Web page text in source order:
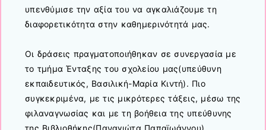
υπενθύμισε την αξία του να αγκαλιάζουμε τη
διαφορετικότητα στην καθημερινότητά μας.
Οι δράσεις πραγματοποιήθηκαν σε συνεργασία με
το τμήμα Ένταξης του σχολείου μας(υπεύθυνη
εκπαιδευτικός, Βασιλική-Μαρία Κιντή). Πιο
συγκεκριμένα, με τις μικρότερες τάξεις, μέσω της
φιλαναγνωσίας και με τη βοήθεια της υπεύθυνης
της Βιβλιοθήκης(Παναγιώτα Παπαϊωάννου),